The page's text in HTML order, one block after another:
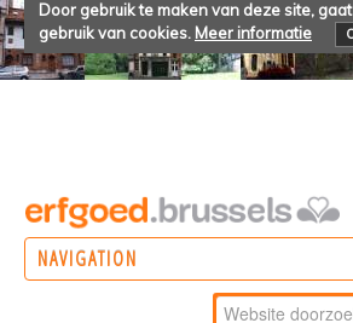
Door gebruik te maken van deze site,
gebruik van cookies. Meer informatie
NAVIGATION
Zoek